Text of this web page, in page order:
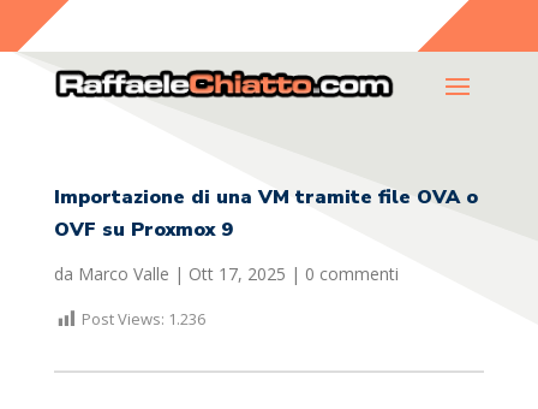
Importazione di una VM tramite file OVA o
OVF su Proxmox 9
da Marco Valle | Ott 17, 2025 | 0 commenti
Post Views: 1.236